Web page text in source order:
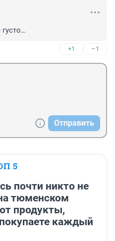
+1 –1
Отправить
5
почти никто не
тюменском
продукты,
каждый